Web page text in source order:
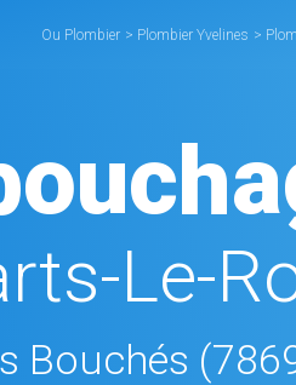
Ou Plombier > Plombier Yvelines >
Le-
Bouchés